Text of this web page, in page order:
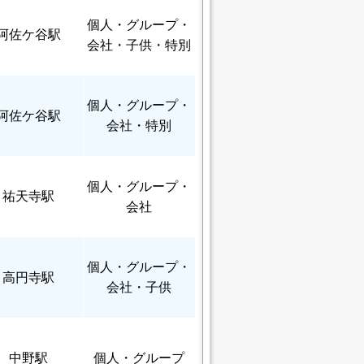
佐ケ谷駅
個人
・グループ・
会社・子供・特別
佐ケ谷駅
個人
・グループ・
会社・特別
祐天寺駅
個人
・グループ・
会社
高円寺駅
個人
・グループ・
会社・子供
中野駅 個人 ・グループ